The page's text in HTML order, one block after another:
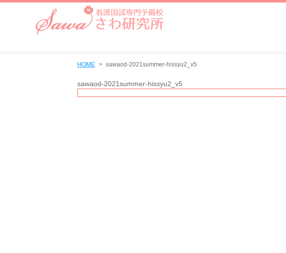
HOME sawaod-2021summer-hissyu2_v5
sawaod-2021summer-hissyu2_v5